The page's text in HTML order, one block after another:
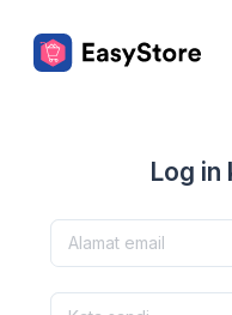
Log in